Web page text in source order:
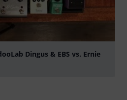
Dingus & EBS vs. Ernie